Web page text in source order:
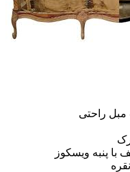
راحتی
پنبه ویسکوز